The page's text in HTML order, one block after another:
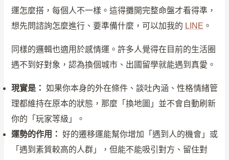
運怎麼搭，每個人不一樣。這得攤開完整命盤才看得準，
想先問諮詢怎麼進行、要準備什麼，可以加我的 LINE 。
同樣的邏輯也適用於感情運。許多人覺得在目前的生活圈
遇不到好對象，認為換個城市、出國留學就能遇到真愛。
現實是： 如果你本身的外在條件、談吐內涵、性格情緒管
理都維持在原本的狀態，那麼「換地圖」並不會自動刷新
你的「玩家等級」。
運勢的作用： 好的遷移運能幫你增加「遇到人的機會」或
「遇到素質較高的人群」，但能不能吸引對方、留住對